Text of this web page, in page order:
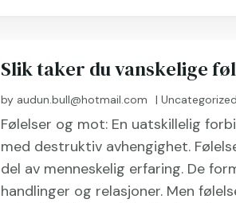
Slik taker du vanskelige
by audun.bull@hotmail.com |Uncategorized
Følelser og mot: En uatskillelig
med destruktiv avhengighet.
del av menneskelig erfaring. De
handlinger og relasjoner. Men